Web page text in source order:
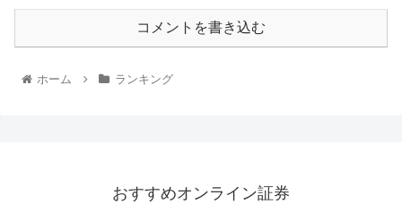
コメントを書き込む
ホーム ランキング
おすすめオンライン証券